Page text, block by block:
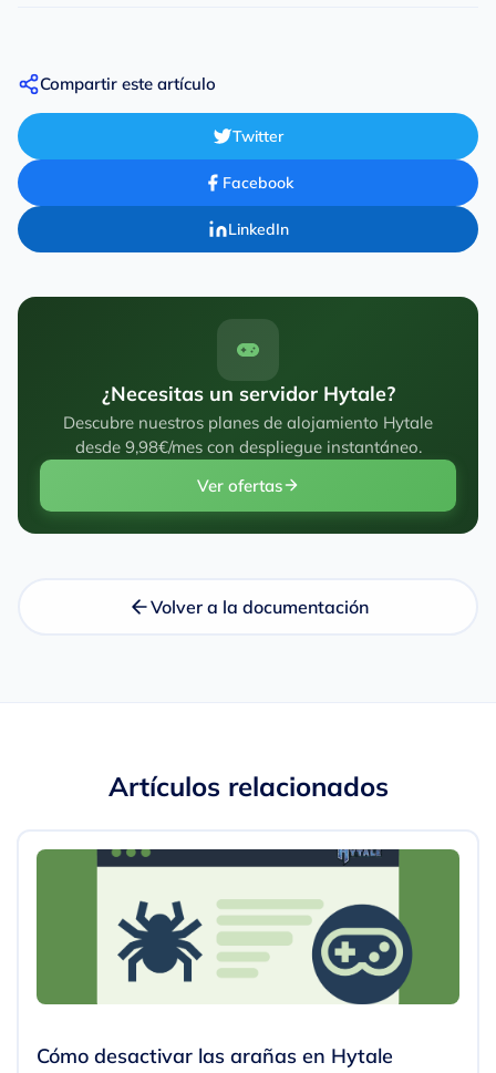
Compartir este artículo
Twitter
Facebook
LinkedIn
¿Necesitas un servidor Hytale?
Descubre nuestros planes de alojamiento Hytale
desde 9,98€/mes con despliegue instantáneo.
Ver ofertas
Volver a la documentación
Artículos relacionados
Cómo desactivar las arañas en Hytale